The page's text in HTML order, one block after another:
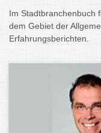
Im Stadtbranchenbuch
dem Gebiet der
Erfahrungsberichten.